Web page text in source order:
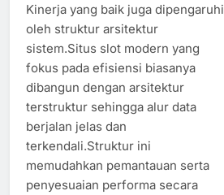
Kinerja yang baik juga dipengaruhi
oleh struktur arsitektur
sistem.Situs slot modern yang
fokus pada efisiensi biasanya
dibangun dengan arsitektur
terstruktur sehingga alur data
berjalan jelas dan
terkendali.Struktur ini
memudahkan pemantauan serta
penyesuaian performa secara